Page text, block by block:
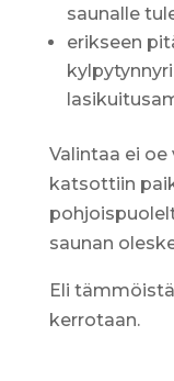
saunalle
erikseen
Valintaa ei
katsottiin
saunan
Eli
kerrotaan.